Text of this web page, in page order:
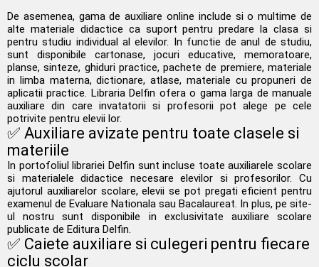
De asemenea, gama de auxiliare online include si o multime de
alte materiale didactice ca suport pentru predare la clasa si
pentru studiu individual al elevilor. In functie de anul de studiu,
sunt disponibile cartonase, jocuri educative, memoratoare,
planse, sinteze, ghiduri practice, pachete de premiere, materiale
in limba materna, dictionare, atlase, materiale cu propuneri de
aplicatii practice. Libraria Delfin ofera o gama larga de manuale
auxiliare din care invatatorii si profesorii pot alege pe cele
potrivite pentru elevii lor.
✅ Auxiliare avizate pentru toate clasele si
materiile
In portofoliul librariei Delfin sunt incluse toate auxiliarele scolare
si materialele didactice necesare elevilor si profesorilor. Cu
ajutorul auxiliarelor scolare, elevii se pot pregati eficient pentru
examenul de Evaluare Nationala sau Bacalaureat. In plus, pe site-
ul nostru sunt disponibile in exclusivitate auxiliare scolare
publicate de Editura Delfin.
✅ Caiete auxiliare si culegeri pentru fiecare
ciclu scolar